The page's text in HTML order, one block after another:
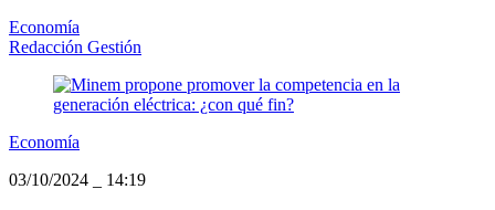
Economía
Redacción Gestión
Economía
03/10/2024
14:19